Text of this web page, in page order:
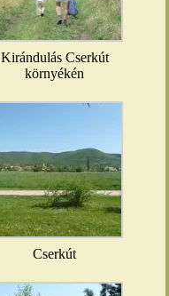
Kirándulás Cserkút
környékén
Cserkút